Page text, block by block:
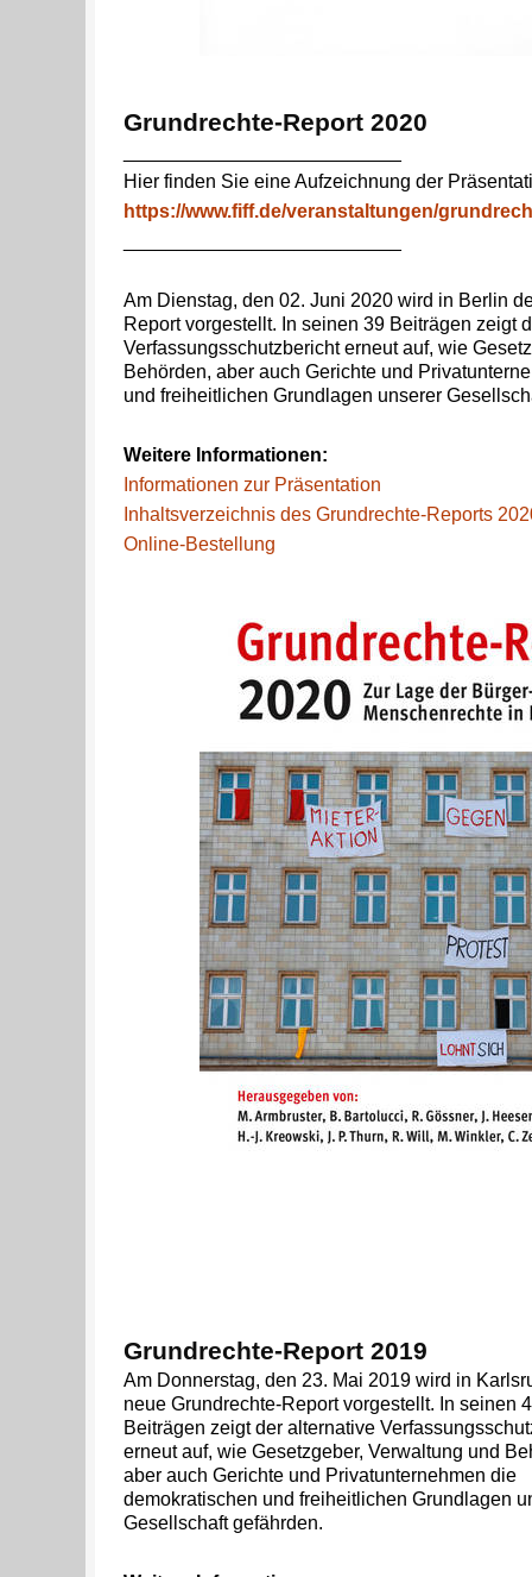
Grundrechte-Report 2020
Hier finden Sie eine Aufzeichnung der
https://www.fiff.de/veranstaltungen/
Am Dienstag, den 02. Juni 2020 wird in Berlin
Report vorgestellt. In seinen 39 Beiträgen zeigt
Verfassungsschutzbericht erneut auf, wie
Behörden, aber auch Gerichte und
und freiheitlichen Grundlagen unserer
Weitere Informationen:
Informationen zur Präsentation
Inhaltsverzeichnis des Grundrechte-Reports
Online-Bestellung
Grundrechte-Report 2019
Am Donnerstag, den 23. Mai 2019 wird in
neue Grundrechte-Report vorgestellt. In seinen
Beiträgen zeigt der alternative
erneut auf, wie Gesetzgeber, Verwaltung und
aber auch Gerichte und Privatunternehmen die
demokratischen und freiheitlichen Grundlagen
Gesellschaft gefährden.